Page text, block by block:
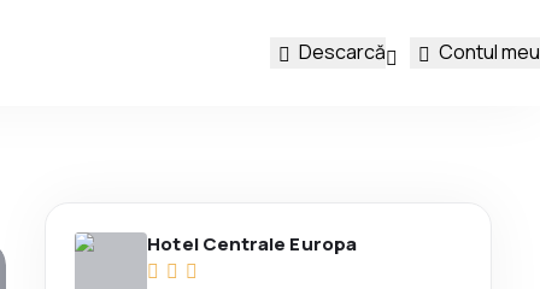
Descarcă Contul meu
Hotel Centrale Europa